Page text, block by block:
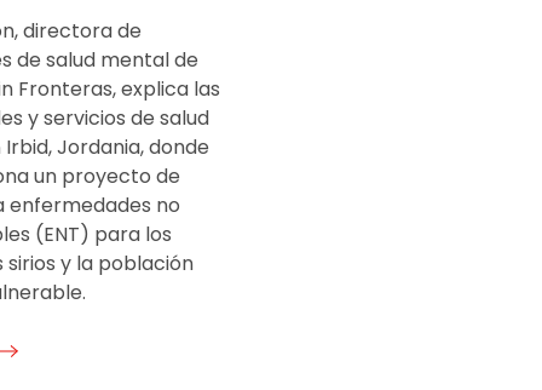
directora de
de salud mental de
Fronteras, explica las
y servicios de salud
Jordania, donde
un proyecto de
enfermedades no
(ENT) para los
sirios y la población